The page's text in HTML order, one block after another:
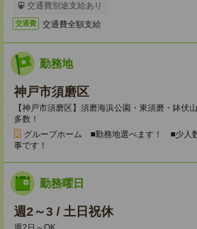
交通費別途支給あり
交通費 交通費全額支給
勤務地
神戸市須磨区
【神戸市須磨区】須磨海浜公園・東須磨・鉢伏
多数！
グループホーム ■勤務地選べます！ ■少人
事です！
勤務曜日
週2～3 / 土日祝休